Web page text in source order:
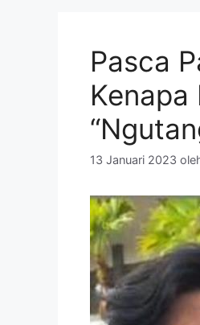
Pasca
Kenapa
13 Januari 2023